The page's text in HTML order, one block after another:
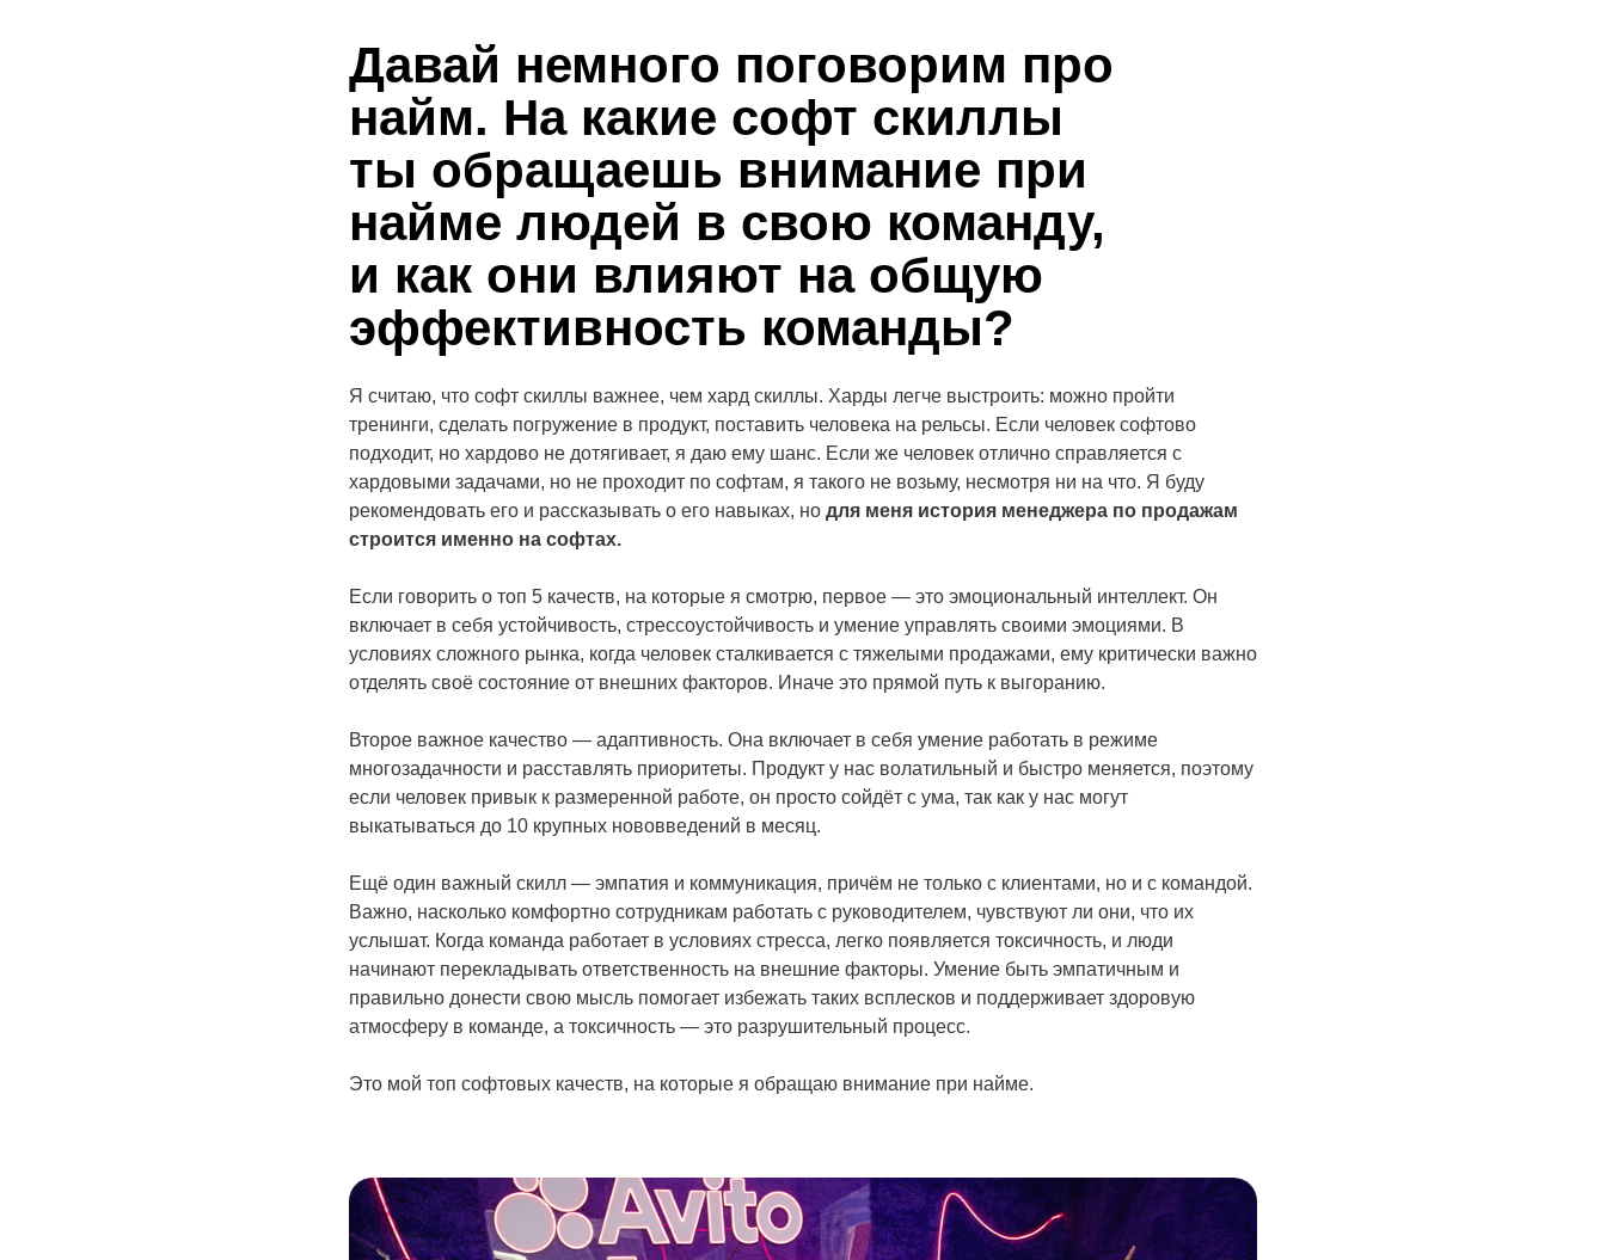
Давай немного поговорим про
найм. На какие софт скиллы
ты обращаешь внимание при
найме людей в свою команду,
и как они влияют на общую
эффективность команды?
Я считаю, что софт скиллы важнее, чем хард скиллы. Харды легче выстроить: можно пройти
тренинги, сделать погружение в продукт, поставить человека на рельсы. Если человек софтово
подходит, но хардово не дотягивает, я даю ему шанс. Если же человек отлично справляется с
хардовыми задачами, но не проходит по софтам, я такого не возьму, несмотря ни на что. Я буду
рекомендовать его и рассказывать о его навыках, но для меня история менеджера по продажам
строится именно на софтах.
Если говорить о топ 5 качеств, на которые я смотрю, первое — это эмоциональный интеллект. Он
включает в себя устойчивость, стрессоустойчивость и умение управлять своими эмоциями. В
условиях сложного рынка, когда человек сталкивается с тяжелыми продажами, ему критически важно
отделять своё состояние от внешних факторов. Иначе это прямой путь к выгоранию.
Второе важное качество — адаптивность. Она включает в себя умение работать в режиме
многозадачности и расставлять приоритеты. Продукт у нас волатильный и быстро меняется, поэтому
если человек привык к размеренной работе, он просто сойдёт с ума, так как у нас могут
выкатываться до 10 крупных нововведений в месяц.
Ещё один важный скилл — эмпатия и коммуникация, причём не только с клиентами, но и с командой.
Важно, насколько комфортно сотрудникам работать с руководителем, чувствуют ли они, что их
услышат. Когда команда работает в условиях стресса, легко появляется токсичность, и люди
начинают перекладывать ответственность на внешние факторы. Умение быть эмпатичным и
правильно донести свою мысль помогает избежать таких всплесков и поддерживает здоровую
атмосферу в команде, а токсичность — это разрушительный процесс.
Это мой топ софтовых качеств, на которые я обращаю внимание при найме.